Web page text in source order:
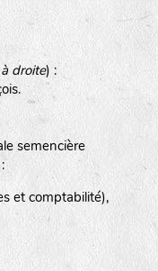
droite) :
semencière
et comptabilité),